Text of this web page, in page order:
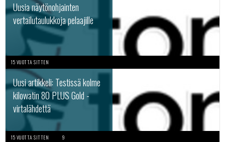
Uusia näytönohjainten
vertailutaulukkoja pelaajille
15 VUOTTA SITTEN
Uusi artikkeli: Testissä kolme
kilowatin 80 PLUS Gold -
virtalähdettä
15 VUOTTA SITTEN 9